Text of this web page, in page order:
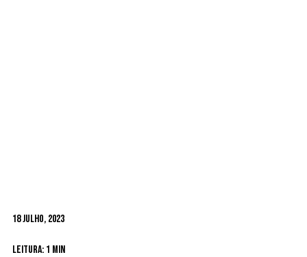
18 Julho, 2023
Leitura: 1 min